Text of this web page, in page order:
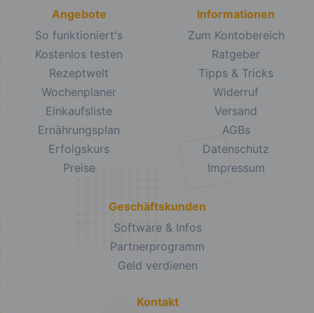
Angebote
So funktioniert's
Kostenlos testen
Rezeptwelt
Wochenplaner
Einkaufsliste
Ernährungsplan
Erfolgskurs
Preise
Informationen
Zum Kontobereich
Ratgeber
Tipps & Tricks
Widerruf
Versand
AGBs
Datenschutz
Impressum
Geschäftskunden
Software & Infos
Partnerprogramm
Geld verdienen
Kontakt